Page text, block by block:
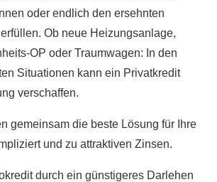
oder endlich den ersehnten
Ob neue Heizungsanlage,
OP oder Traumwagen: In den
Situationen kann ein Privatkredit
verschaffen.
gemeinsam die beste Lösung für Ihre
und zu attraktiven Zinsen.
durch ein günstigeres Darlehen